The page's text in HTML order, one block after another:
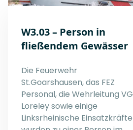
W3.03 – Person in
fließendem Gewässer
Die Feuerwehr
St.Goarshausen, das FEZ
Personal, die Wehrleitung VG
Loreley sowie einige
Linksrheinische Einsatzkräfte